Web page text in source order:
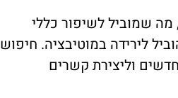
שמוביל לשיפור כללי
לירידה במוטיבציה. חיפוש
וליצירת קשרים